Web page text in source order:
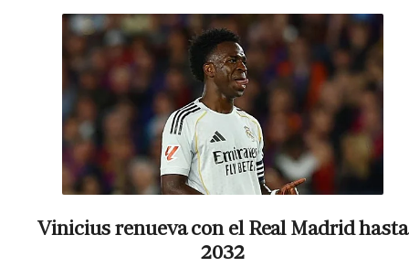
Vinicius renueva con el Real Madrid hasta
2032